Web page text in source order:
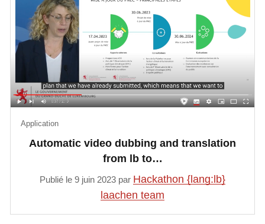
Automatic video dubbing and translation
from lb to…
Application
Publié le 9 juin 2023 par Hackathon {lang:lb}
laachen team